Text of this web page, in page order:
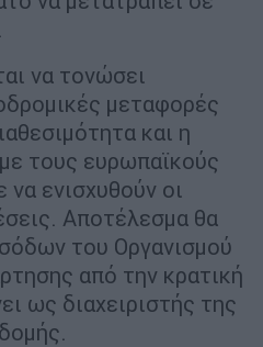
να τονώσει
μεταφορές
και η
τους ευρωπαϊκούς
ενισχυθούν οι
Αποτέλεσμα θα
του Οργανισμού
από την κρατική
ως διαχειριστής της